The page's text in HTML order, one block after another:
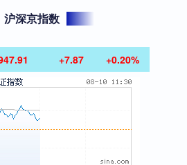
沪深京指数
+7.87 +0.20%